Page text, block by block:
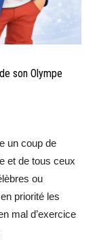
son Olympe
un coup de
et de tous ceux
ou
priorité les
mal d’exercice